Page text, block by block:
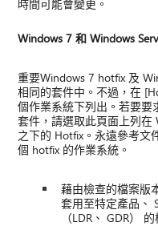
時間可能會變更。
Windows 7 和 Windows
重要Windows 7 hotfix 及
相同的套件中。不過，在
個作業系統下列出。若要
套件，請選取此頁面上列在
之下的 Hotfix。永遠參考文
個 hotfix 的作業系統。
藉由檢查的檔案版
套用至特定產品、
（LDR、 GDR） 的